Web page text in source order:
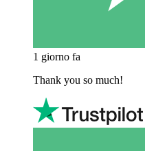
1 giorno fa
Thank you so much!